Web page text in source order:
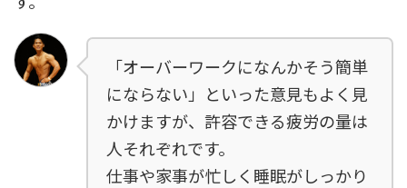
「オーバーワークになんかそう簡単
にならない」といった意見もよく見
かけますが、許容できる疲労の量は
人それぞれです。
仕事や家事が忙しく睡眠がしっかり